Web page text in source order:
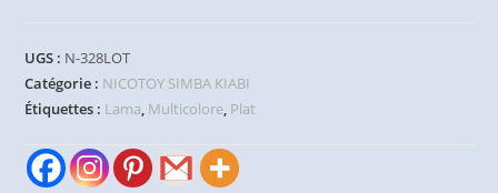
UGS : N-328LOT
Catégorie : NICOTOY SIMBA KIABI
Étiquettes : Lama, Multicolore, Plat